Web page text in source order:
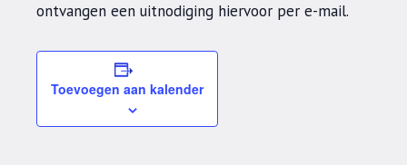
ontvangen een uitnodiging hiervoor per e-mail.
Toevoegen aan kalender